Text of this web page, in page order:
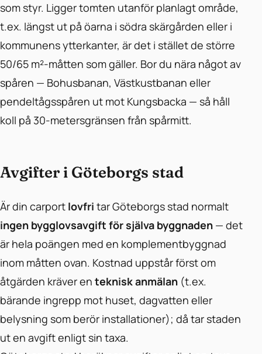
som styr. Ligger tomten utanför planlagt område,
t.ex. längst ut på öarna i södra skärgården eller i
kommunens ytterkanter, är det i stället de större
50/65 m²-måtten som gäller. Bor du nära något av
spåren — Bohusbanan, Västkustbanan eller
pendeltågsspåren ut mot Kungsbacka — så håll
koll på 30-metersgränsen från spårmitt.
Avgifter i Göteborgs stad
Är din carport lovfri tar Göteborgs stad normalt
ingen bygglovsavgift för själva byggnaden — det
är hela poängen med en komplementbyggnad
inom måtten ovan. Kostnad uppstår först om
åtgärden kräver en teknisk anmälan (t.ex.
bärande ingrepp mot huset, dagvatten eller
belysning som berör installationer); då tar staden
ut en avgift enligt sin taxa.